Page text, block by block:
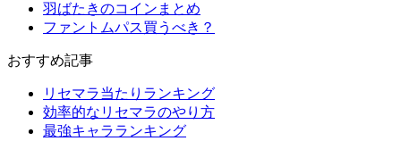
羽ばたきのコインまとめ
ファントムパス買うべき？
おすすめ記事
リセマラ当たりランキング
効率的なリセマラのやり方
最強キャラランキング